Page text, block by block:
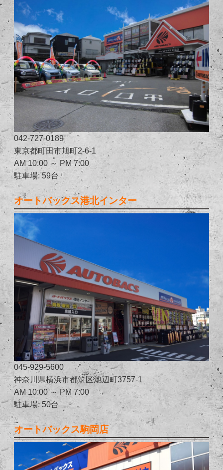
042-727-0189
東京都町田市旭町2-6-1
AM 10:00 ～ PM 7:00
駐車場: 59台
オートバックス港北インター
045-929-5600
神奈川県横浜市都筑区池辺町3757-1
AM 10:00 ～ PM 7:00
駐車場: 50台
オートバックス駒岡店